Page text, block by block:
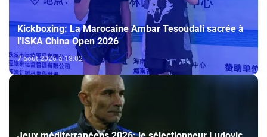
Kickboxing: La Marocaine Ambar Tesoudali sacrée à
l'ISKA China Open 2026
7 août 2026 à 18:02